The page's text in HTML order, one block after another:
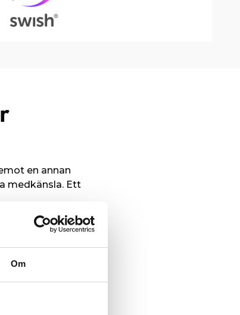
Om
en annan
medkänsla. Ett
är